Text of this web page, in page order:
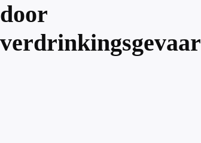
door
verdrinkingsgevaar